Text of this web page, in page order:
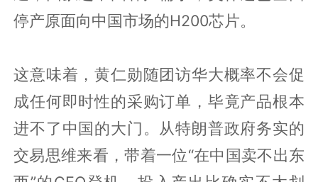
停产原面向中国市场的H200芯片。
这意味着，黄仁勋随团访华大概率不会促
成任何即时性的采购订单，毕竟产品根本
进不了中国的大门。从特朗普政府务实的
交易思维来看，带着一位“在中国卖不出东